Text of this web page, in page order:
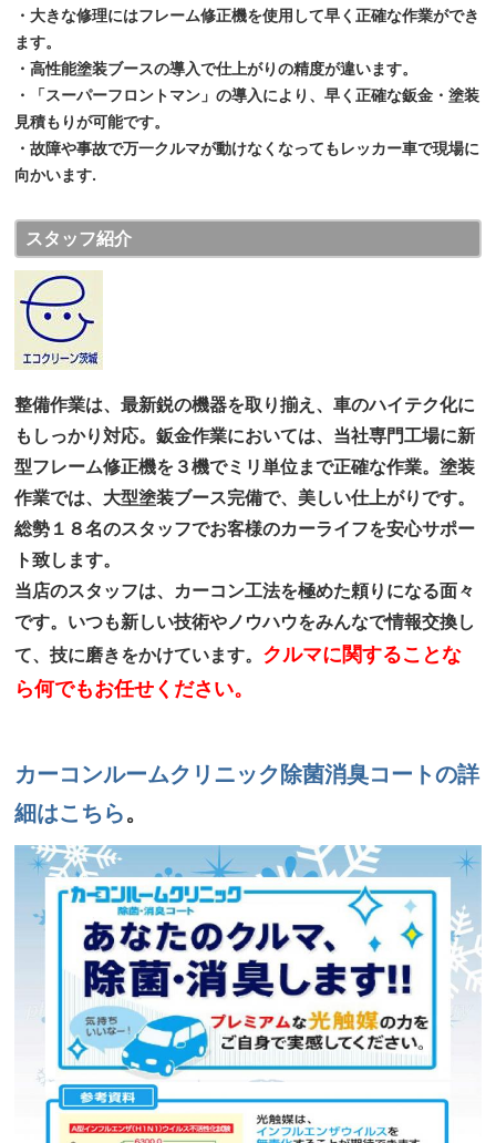
・大きな修理にはフレーム修正機を使用して早く正確な作業ができ
ます。
・高性能塗装ブースの導入で仕上がりの精度が違います。
・「スーパーフロントマン」の導入により、早く正確な鈑金・塗装
見積もりが可能です。
・故障や事故で万一クルマが動けなくなってもレッカー車で現場に
向かいます.
スタッフ紹介
整備作業は、最新鋭の機器を取り揃え、車のハイテク化に
もしっかり対応。鈑金作業においては、当社専門工場に新
型フレーム修正機を３機でミリ単位まで正確な作業。塗装
作業では、大型塗装ブース完備で、美しい仕上がりです。
総勢１８名のスタッフでお客様のカーライフを安心サポー
ト致します。
当店のスタッフは、カーコン工法を極めた頼りになる面々
です。いつも新しい技術やノウハウをみんなで情報交換し
て、技に磨きをかけています。 クルマに関することな
ら何でもお任せください。
カーコンルームクリニック除菌消臭コートの詳
細はこちら。